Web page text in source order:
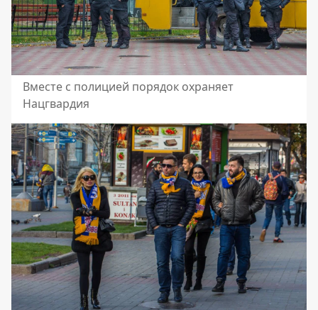
Вместе с полицией порядок охраняет
Нацгвардия